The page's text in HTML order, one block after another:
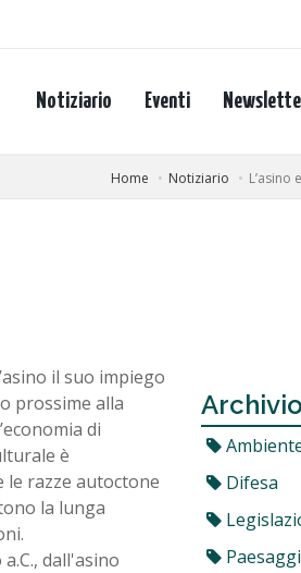
Notiziario Eventi
Home Notiziario L’asino
il suo impiego
prossime alla
di
è
razze autoctone
la lunga
dall'asino
Archivio
Difesa